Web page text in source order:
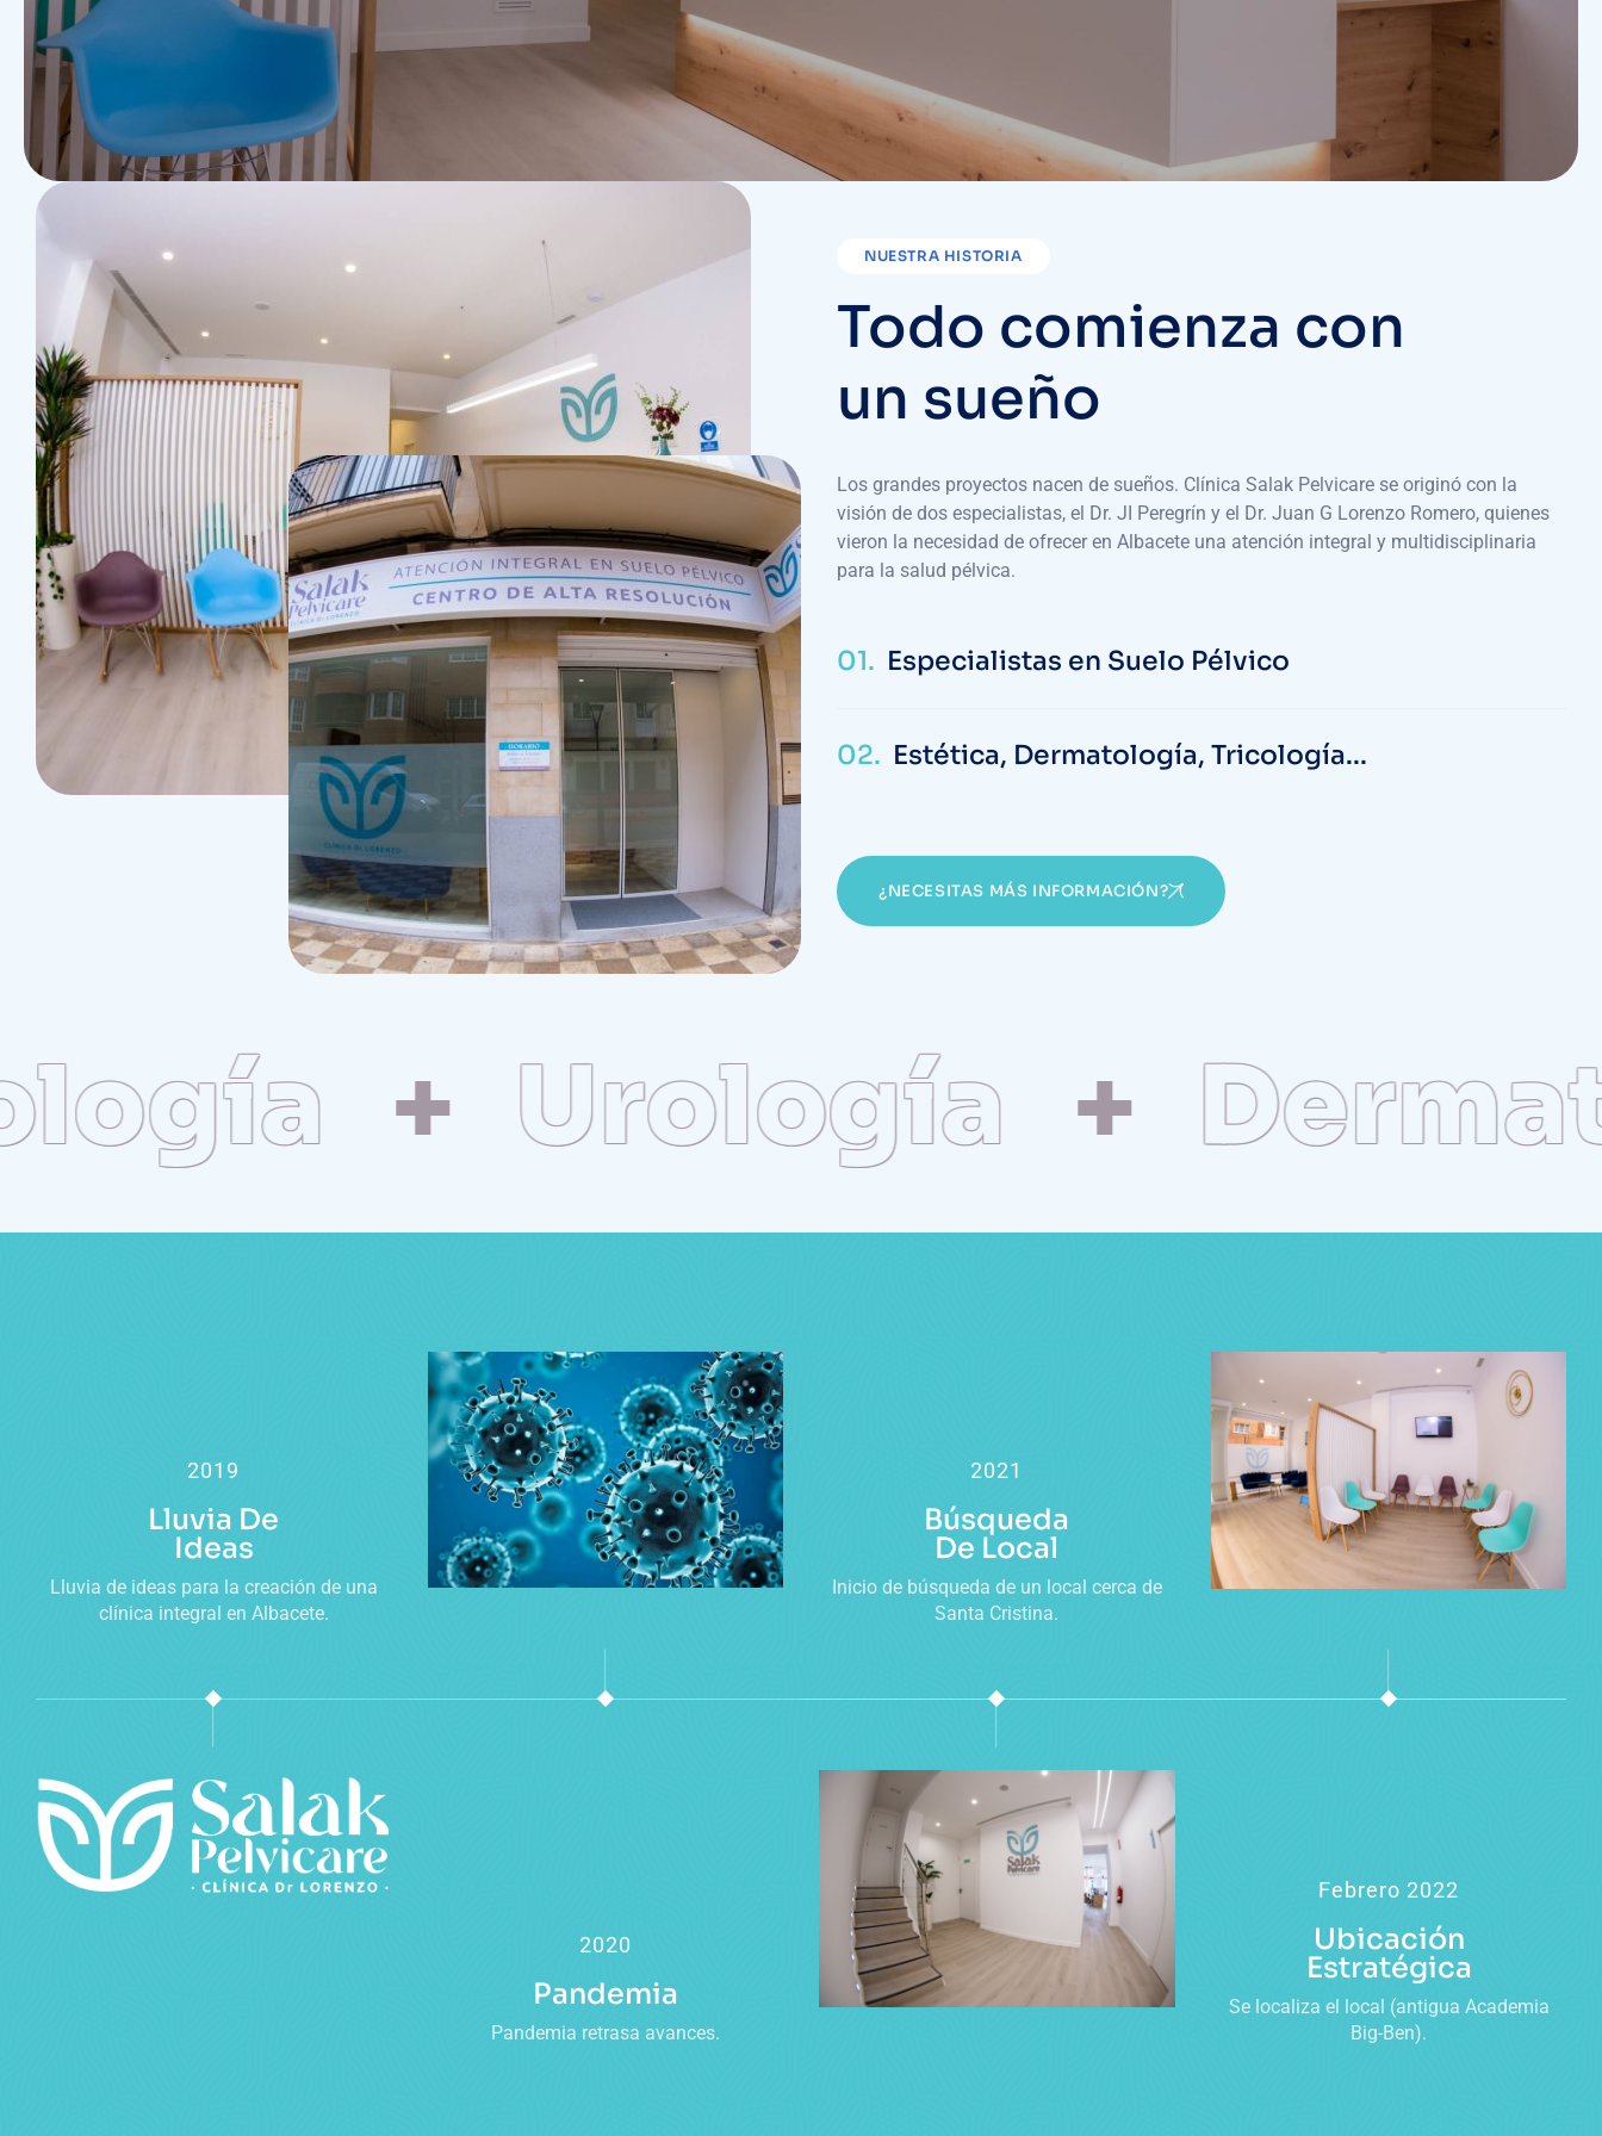
NUESTRA HISTORIA
Todo comienza con
un sueño
Los grandes proyectos nacen de sueños. Clínica Salak Pelvicare se originó con la
visión de dos especialistas, el Dr. JI Peregrín y el Dr. Juan G Lorenzo Romero, quienes
vieron la necesidad de ofrecer en Albacete una atención integral y multidisciplinaria
para la salud pélvica.
01. Especialistas en Suelo Pélvico
02. Estética, Dermatología, Tricología...
¿NECESITAS MÁS INFORMACIÓN?
Urología
2019
Lluvia De
Ideas
Lluvia de ideas para la creación de una
clínica integral en Albacete.
2020
Pandemia
Pandemia retrasa avances.
2021
Búsqueda
De Local
Inicio de búsqueda de un local cerca de
Santa Cristina.
Febrero 2022
Ubicación
Estratégica
Se localiza el local (antigua Academia
Big-Ben).